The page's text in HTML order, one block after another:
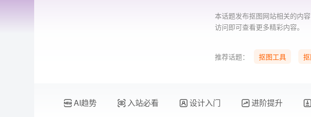
本话题发布抠图网站相关的内
访问即可查看更多精彩内容。
推荐话题： 抠图工具
AI趋势 入站必看 设计入门 进阶提升